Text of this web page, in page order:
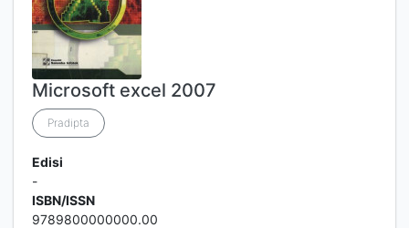
Microsoft excel 2007
Pradipta
Edisi
-
ISBN/ISSN
9789800000000.00